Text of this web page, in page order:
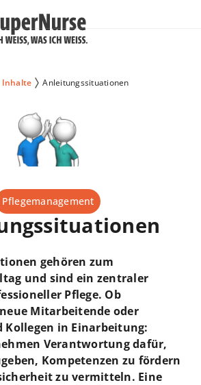
Inhalte Anleitungssituationen
Pflegemanagement
gehören zum
und sind ein zentraler
Pflege. Ob
Mitarbeitende oder
Kollegen in Einarbeitung:
Verantwortung dafür,
Kompetenzen zu fördern
zu vermitteln. Eine